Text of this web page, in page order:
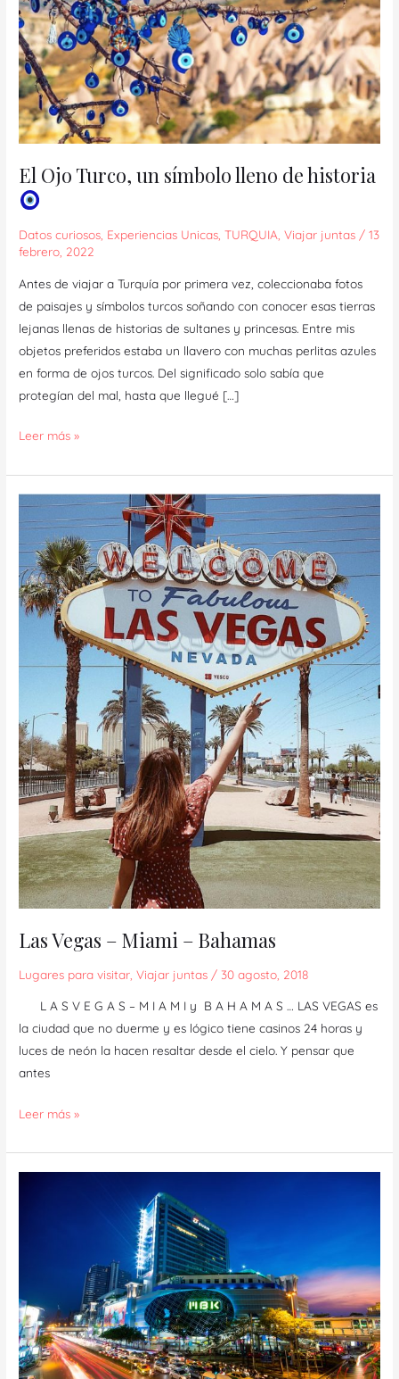
El Ojo Turco, un símbolo lleno de historia
Datos curiosos Experiencias Unicas ,TURQUIA ,Viajar juntas /13
febrero, 2022
Antes de viajar a Turquía por primera vez, coleccionaba fotos
de paisajes y símbolos turcos soñando con conocer esas tierras
lejanas llenas de historias de sultanes y princesas. Entre mis
objetos preferidos estaba un llavero con muchas perlitas azules
en forma de ojos turcos. Del significado solo sabía que
protegían del mal, hasta que llegué […]
Leer más »
Las Vegas – Miami – Bahamas
Lugares para visitar ,Viajar juntas / 30 agosto, 2018
L A S V E G A S – M I A M I y B A H A M A S … LAS VEGAS es
la ciudad que no duerme y es lógico tiene casinos 24 horas y
luces de neón la hacen resaltar desde el cielo. Y pensar que
antes
Las
Vegas
–
Miami
–
Bahamas
Leer más »